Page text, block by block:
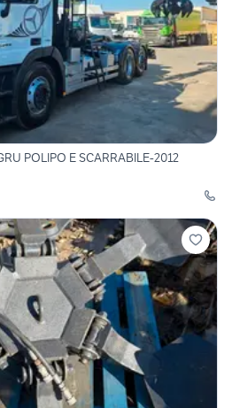
POLIPO E SCARRABILE-2012